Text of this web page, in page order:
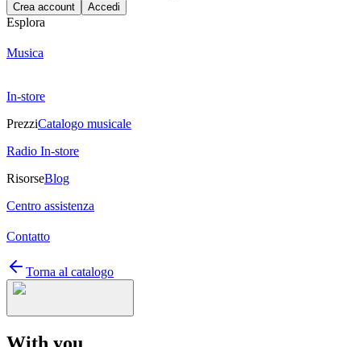
Crea account Accedi
Esplora
Musica
In-store
PrezziCatalogo musicale
Radio In-store
RisorseBlog
Centro assistenza
Contatto
Torna al catalogo